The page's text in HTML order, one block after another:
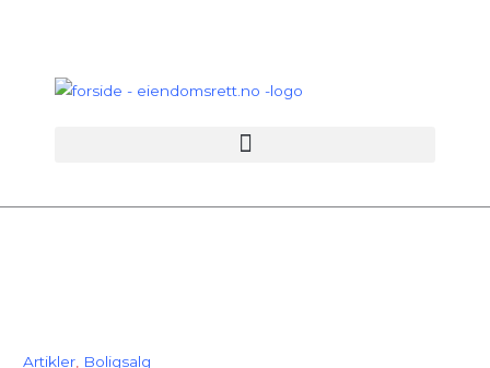
innholdet
Artikler, Boligsalg